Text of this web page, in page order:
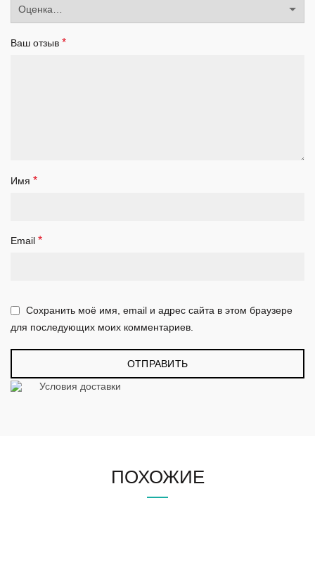
Ваш отзыв *
Имя *
Email *
Сохранить моё имя, email и адрес сайта в этом браузере
для последующих моих комментариев.
Условия доставки
ПОХОЖИЕ